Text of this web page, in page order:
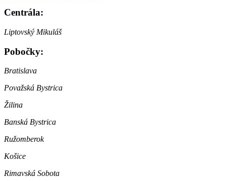
Centrála:
Liptovský Mikuláš
Pobočky:
Bratislava
Považská Bystrica
Žilina
Banská Bystrica
Ružomberok
Košice
Rimavská Sobota